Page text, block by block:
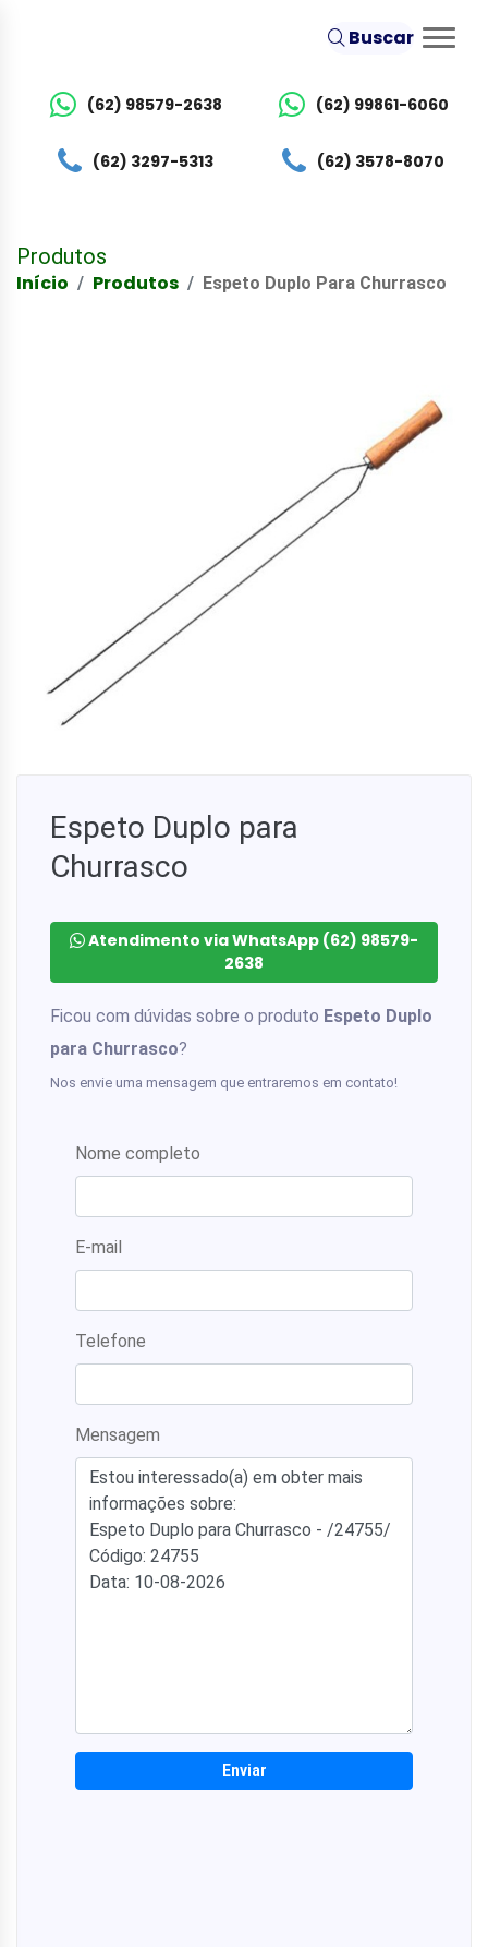
Buscar
(62) 98579-2638 (62) 99861-6060
(62) 3297-5313 (62) 3578-8070
Produtos
Início Produtos Espeto Duplo Para Churrasco
Espeto Duplo para
Churrasco
Atendimento via WhatsApp (62) 98579-
2638
Ficou com dúvidas sobre o produto Espeto Duplo
para Churrasco?
Nos envie uma mensagem que entraremos em contato!
Nome completo
E-mail
Telefone
Mensagem
Enviar